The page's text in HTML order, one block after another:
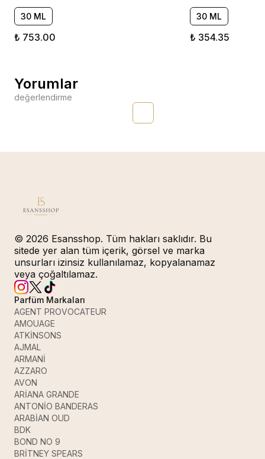
30 ML
₺ 753.00
30 ML
₺ 354.35
Yorumlar
değerlendirme
© 2026 Esansshop. Tüm hakları saklıdır. Bu
sitede yer alan tüm içerik, görsel ve marka
unsurları izinsiz kullanılamaz, kopyalanamaz
veya çoğaltılamaz.
Parfüm Markaları
AGENT PROVOCATEUR
AMOUAGE
ATKİNSONS
AJMAL
ARMANİ
AZZARO
AVON
ARİANA GRANDE
ANTONİO BANDERAS
ARABİAN OUD
BDK
BOND NO 9
BRİTNEY SPEARS